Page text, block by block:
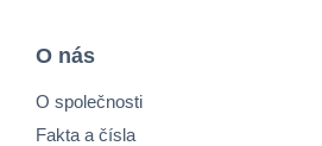
O nás
O společnosti
Fakta a čísla